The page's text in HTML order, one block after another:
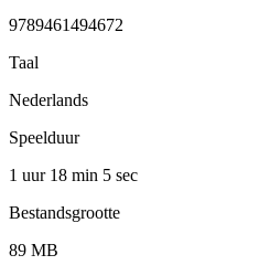
9789461494672
Taal
Nederlands
Speelduur
1 uur 18 min 5 sec
Bestandsgrootte
89 MB